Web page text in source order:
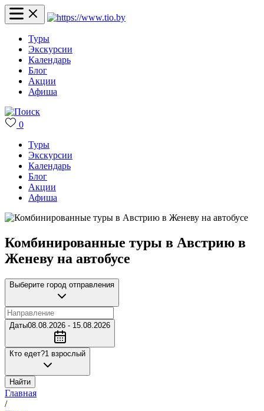
Туры
Экскурсии
Календарь
Блог
Акции
Афиша
0
Туры
Экскурсии
Календарь
Блог
Акции
Афиша
Комбинированные туры в Австрию в
Женеву на автобусе
Выберите город отправления
Даты08.08.2026 - 15.08.2026
Кто едет?1 взрослый
Найти
Главная
/